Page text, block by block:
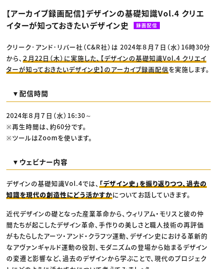
クリエイターインタビュー
C＆R Magazine
ニュース・トレンド トップ
Web
映像
広告
出版
CREATIVE VILLAGEからのお知らせ
【アーカイブ録画配信】デザインの基礎知識Vol.4 クリエ
イターが知っておきたいデザイン史
録画配信
クリーク･アンド･リバー社（C&R社）は 2024年８月７日（水）16時30分
から、 ２月22日（木）に実施した、【デザインの基礎知識Vol.4 クリエイ
ターが知っておきたいデザイン史】のアーカイブ録画配信を実施します。
▼配信時間
2024年８月７日（水）16:30～
※再生時間は、約60分です。
※ツールはZoomを使います。
▼ウェビナー内容
デザインの基礎知識Vol.4では、 「デザイン史」を振り返りつつ、過去の
知識を現代の創造性にどう活かすかについてお話していきます。
近代デザインの礎となった産業革命から、ウィリアム・モリスと彼の仲
間たちが起こしたデザイン革命、手作りの美しさと職人技術の再評価
がもたらしたアーツ・アンド・クラフツ運動、デザイン史における革新的
なアヴァンギャルド運動の役割、モダニズムの登場から始まるデザイン
の変遷と影響など、過去のデザインから学ぶことで、現代のプロジェク